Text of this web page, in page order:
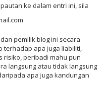
ke dalam entri ini, sila
pemilik blog ini secara
terhadap apa juga liabiliti,
risiko, peribadi mahu pun
langsung atau tidak langsung
apa juga kandungan